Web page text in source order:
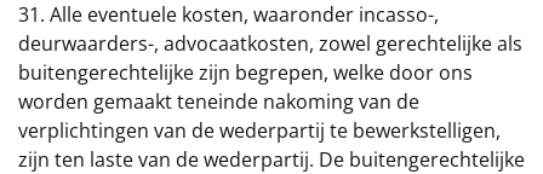
31. Alle eventuele kosten, waaronder incasso-,
deurwaarders-, advocaatkosten, zowel gerechtelijke als
buitengerechtelijke zijn begrepen, welke door ons
worden gemaakt teneinde nakoming van de
verplichtingen van de wederpartij te bewerkstelligen,
zijn ten laste van de wederpartij. De buitengerechtelijke